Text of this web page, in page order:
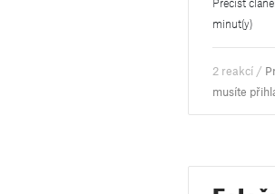
minut(y)
2 reakcí /
musíte